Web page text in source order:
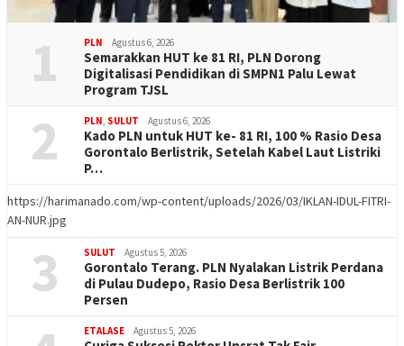
1 PLN Agustus 6, 2026
Semarakkan HUT ke 81 RI, PLN Dorong
Digitalisasi Pendidikan di SMPN1 Palu Lewat
Program TJSL
2 PLN, SULUT Agustus 6, 2026
Kado PLN untuk HUT ke- 81 RI, 100 % Rasio Desa
Gorontalo Berlistrik, Setelah Kabel Laut Listriki
P…
https://harimanado.com/wp-content/uploads/2026/03/IKLAN-IDUL-FITRI-
AN-NUR.jpg
3 SULUT Agustus 5, 2026
Gorontalo Terang. PLN Nyalakan Listrik Perdana
di Pulau Dudepo, Rasio Desa Berlistrik 100
Persen
ETALASE Agustus 5, 2026